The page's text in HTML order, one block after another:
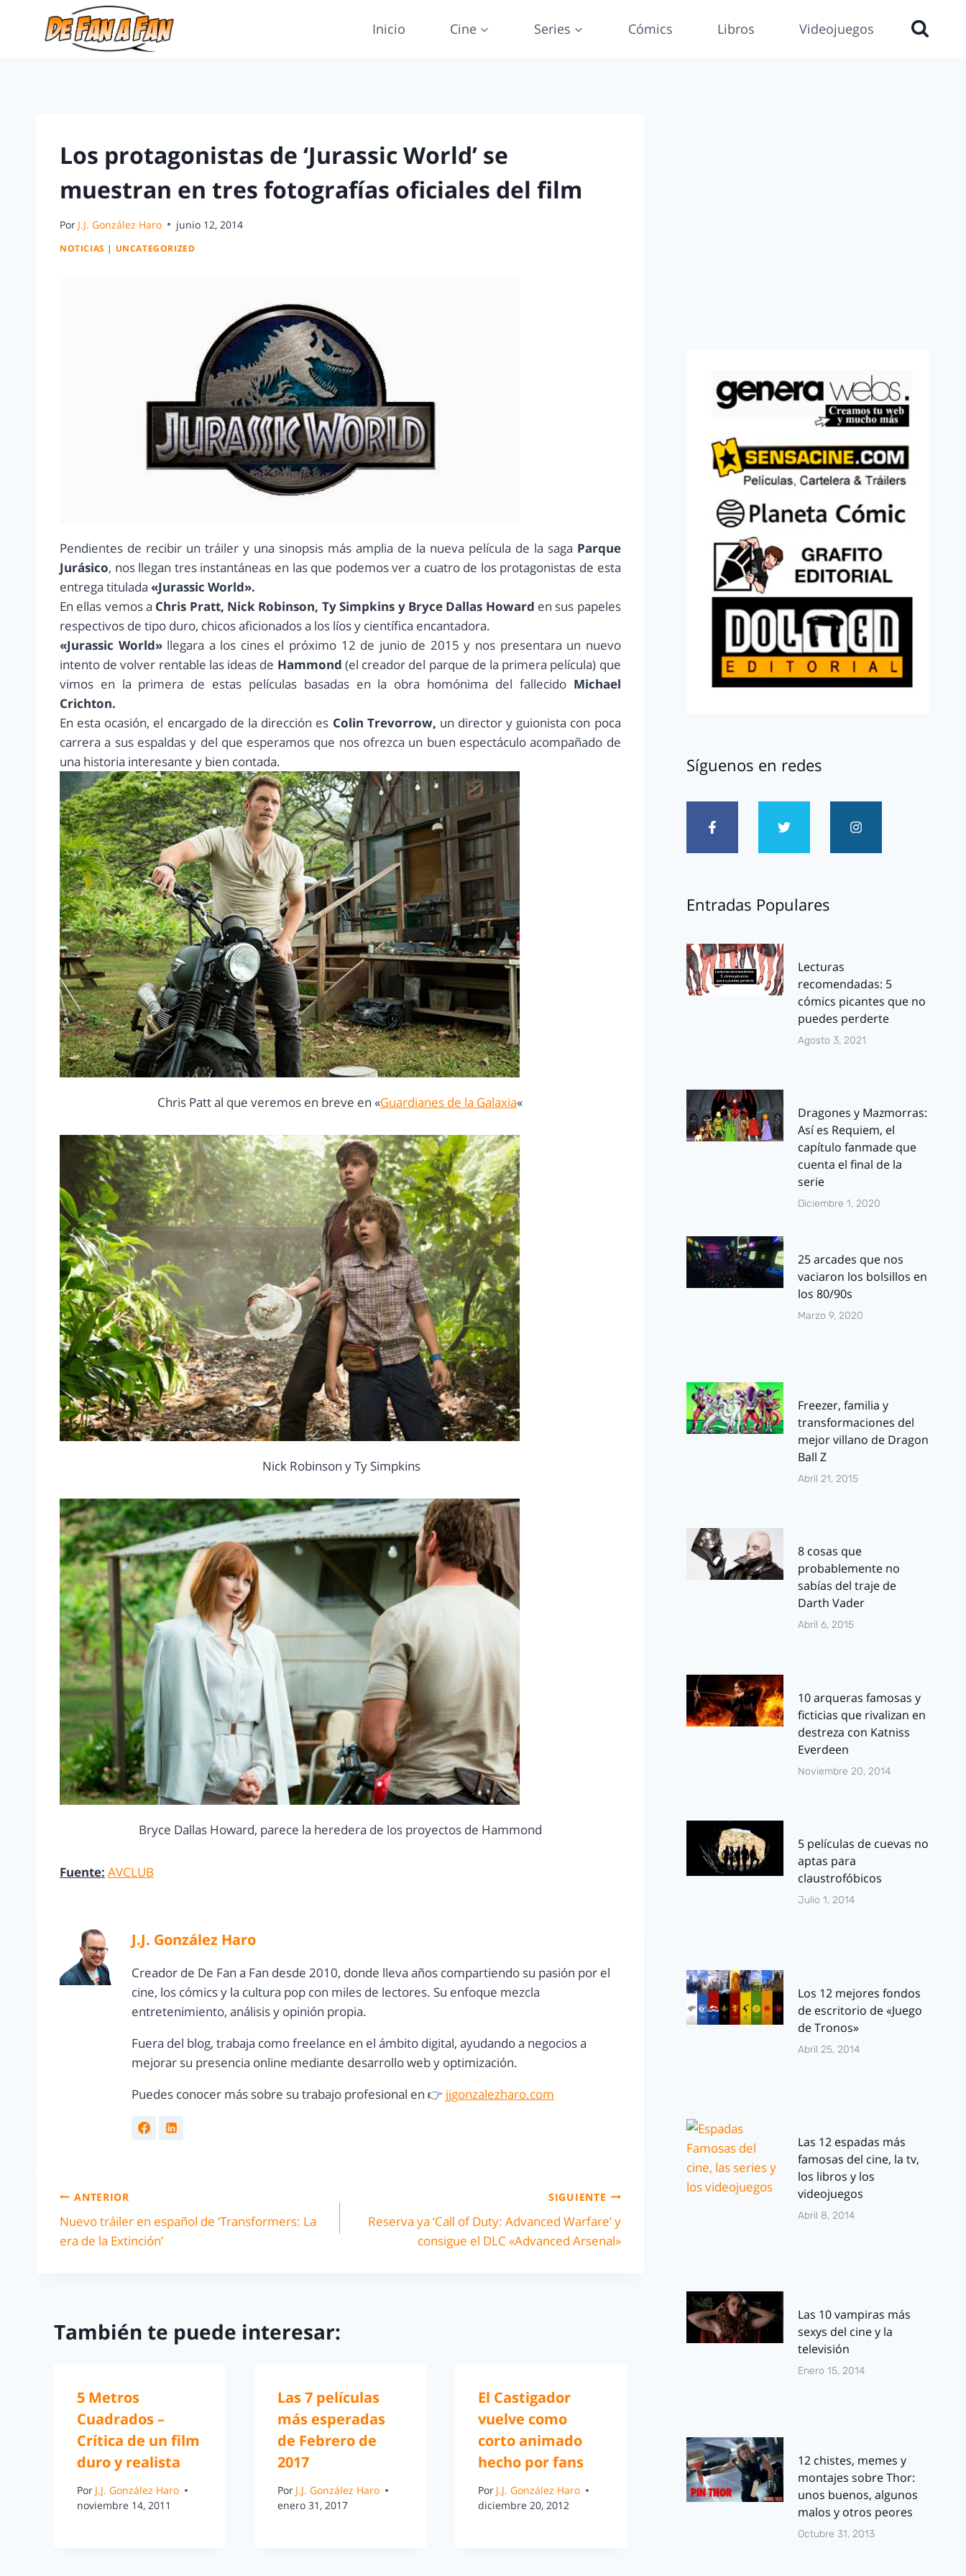
Inicio Cine Series Cómics Libros Videojuegos
Los protagonistas de ‘Jurassic World’ se
muestran en tres fotografías oficiales del film
Por J.J. González Haro junio 12, 2014
NOTICIAS | UNCATEGORIZED
Pendientes de recibir un tráiler y una sinopsis más amplia de la nueva película de la saga Parque
Jurásico, nos llegan tres instantáneas en las que podemos ver a cuatro de los protagonistas de esta
entrega titulada «Jurassic World».
En ellas vemos a Chris Pratt, Nick Robinson, Ty Simpkins y Bryce Dallas Howard en sus papeles
respectivos de tipo duro, chicos aficionados a los líos y científica encantadora.
«Jurassic World»llegara a los cines el próximo 12 de junio de 2015 y nos presentara un nuevo
intento de volver rentable las ideas de Hammond (el creador del parque de la primera película) que
vimos en la primera de estas películas basadas en la obra homónima del fallecido Michael
Crichton.
En esta ocasión, el encargado de la dirección es Colin Trevorrow, un director y guionista con poca
carrera a sus espaldas y del que esperamos que nos ofrezca un buen espectáculo acompañado de
una historia interesante y bien contada.
Chris Patt al que veremos en breve en «Guardianes de la Galaxia«
Nick Robinson y Ty Simpkins
Bryce Dallas Howard, parece la heredera de los proyectos de Hammond
Fuente: AVCLUB
J.J. González Haro
Creador de De Fan a Fan desde 2010, donde lleva años compartiendo su pasión por el
cine, los cómics y la cultura pop con miles de lectores. Su enfoque mezcla
entretenimiento, análisis y opinión propia.
Fuera del blog, trabaja como freelance en el ámbito digital, ayudando a negocios a
mejorar su presencia online mediante desarrollo web y optimización.
Puedes conocer más sobre su trabajo profesional en 👉 jjgonzalezharo.com
ANTERIOR
Nuevo tráiler en español de ‘Transformers: La
era de la Extinción’
SIGUIENTE
Reserva ya ‘Call of Duty: Advanced Warfare’ y
consigue el DLC «Advanced Arsenal»
También te puede interesar:
5 Metros
Cuadrados –
Crítica de un film
duro y realista
Por J.J. González Haro
noviembre 14, 2011
Las 7 películas
más esperadas
de Febrero de
2017
Por J.J. González Haro
enero 31, 2017
El Castigador
vuelve como
corto animado
hecho por fans
Por J.J. González Haro
diciembre 20, 2012
Síguenos en redes
Entradas Populares
Lecturas
recomendadas: 5
cómics picantes que no
puedes perderte
Agosto 3, 2021
Dragones y Mazmorras:
Así es Requiem, el
capítulo fanmade que
cuenta el final de la
serie
Diciembre 1, 2020
25 arcades que nos
vaciaron los bolsillos en
los 80/90s
Marzo 9, 2020
Freezer, familia y
transformaciones del
mejor villano de Dragon
Ball Z
Abril 21, 2015
8 cosas que
probablemente no
sabías del traje de
Darth Vader
Abril 6, 2015
10 arqueras famosas y
ficticias que rivalizan en
destreza con Katniss
Everdeen
Noviembre 20, 2014
5 películas de cuevas no
aptas para
claustrofóbicos
Julio 1, 2014
Los 12 mejores fondos
de escritorio de «Juego
de Tronos»
Abril 25, 2014
Las 12 espadas más
famosas del cine, la tv,
los libros y los
videojuegos
Abril 8, 2014
Las 10 vampiras más
sexys del cine y la
televisión
Enero 15, 2014
12 chistes, memes y
montajes sobre Thor:
unos buenos, algunos
malos y otros peores
Octubre 31, 2013